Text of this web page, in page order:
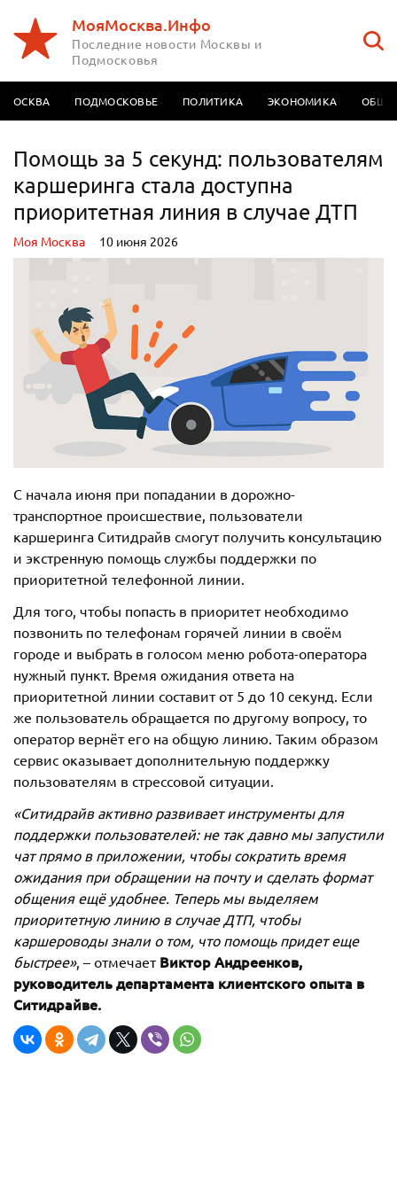
МояМосква.Инфо
Последние новости Москвы и
Подмосковья
МОСКВА ПОДМОСКОВЬЕ ПОЛИТИКА ЭКОНОМИКА
Помощь за 5 секунд: пользователям
каршеринга стала доступна
приоритетная линия в случае ДТП
Моя Москва 10 июня 2026
С начала июня при попадании в дорожно-
транспортное происшествие, пользователи
каршеринга Ситидрайв смогут получить консультацию
и экстренную помощь службы поддержки по
приоритетной телефонной линии.
Для того, чтобы попасть в приоритет необходимо
позвонить по телефонам горячей линии в своём
городе и выбрать в голосом меню робота-оператора
нужный пункт. Время ожидания ответа на
приоритетной линии составит от 5 до 10 секунд. Если
же пользователь обращается по другому вопросу, то
оператор вернёт его на общую линию. Таким образом
сервис оказывает дополнительную поддержку
пользователям в стрессовой ситуации.
«Ситидрайв активно развивает инструменты для
поддержки пользователей: не так давно мы запустили
чат прямо в приложении, чтобы сократить время
ожидания при обращении на почту и сделать формат
общения ещё удобнее. Теперь мы выделяем
приоритетную линию в случае ДТП, чтобы
каршероводы знали о том, что помощь придет еще
быстрее», – отмечает Виктор Андреенков,
руководитель департамента клиентского опыта в
Ситидрайве.